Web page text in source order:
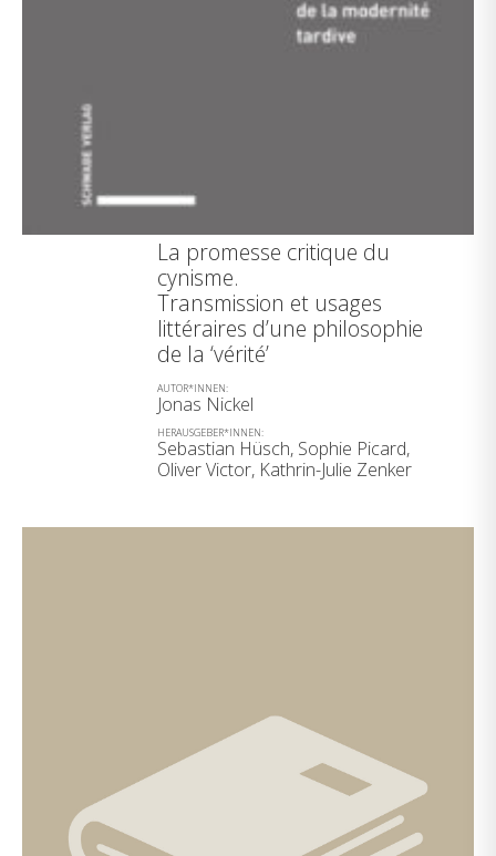
La promesse critique du
cynisme.
Transmission et usages
littéraires d’une philosophie
de la ‘vérité’
AUTOR*INNEN:
Jonas Nickel
HERAUSGEBER*INNEN:
Sebastian Hüsch, Sophie Picard,
Oliver Victor, Kathrin-Julie Zenker